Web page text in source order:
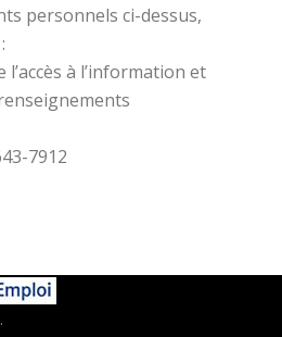
personnels ci-dessus,
à l’information et
7912